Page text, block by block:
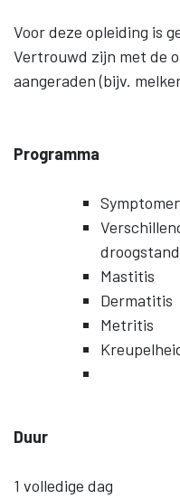
Voor deze opleiding is
Vertrouwd zijn met de
aangeraden (bijv.
Programma
Mastitis
Dermatitis
Metritis
Duur
1 volledige dag